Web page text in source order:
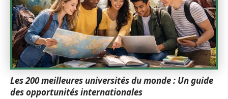
Les 200 meilleures universités du monde : Un guide
des opportunités internationales